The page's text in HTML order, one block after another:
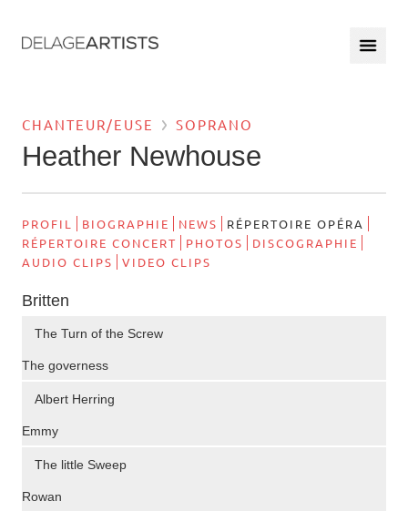
CHANTEUR/EUSE SOPRANO
Heather Newhouse
PROFIL BIOGRAPHIE NEWS
RÉPERTOIRE OPÉRA
RÉPERTOIRE CONCERT
PHOTOS
DISCOGRAPHIE
AUDIO CLIPS
VIDEO CLIPS
Britten
The Turn of the Screw
The governess
Albert Herring
Emmy
The little Sweep
Rowan